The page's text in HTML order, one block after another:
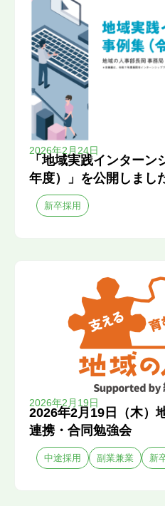
2026年2月24日
「地域実践インター
年度）」を公開しまし
新卒採用
2026年2月19日
2026年2月19日（木
連携・合同勉強会
中途採用 副業兼業 新